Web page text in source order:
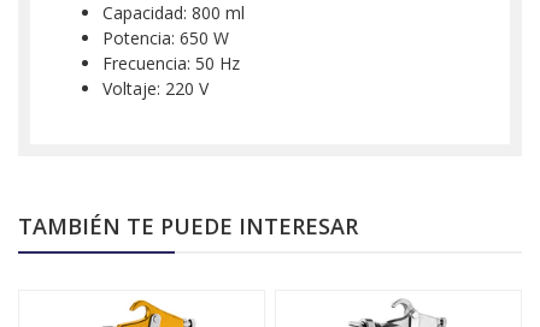
Capacidad: 800 ml
Potencia: 650 W
Frecuencia: 50 Hz
Voltaje: 220 V
TAMBIÉN TE PUEDE INTERESAR